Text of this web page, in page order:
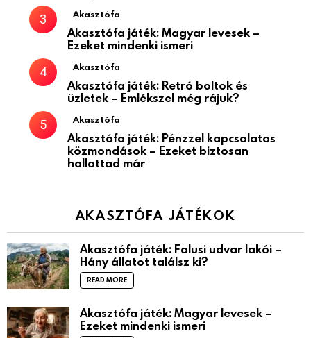
Akasztófa
Akasztófa játék: Magyar levesek –
Ezeket mindenki ismeri
Akasztófa
Akasztófa játék: Retró boltok és
üzletek – Emlékszel még rájuk?
Akasztófa
Akasztófa játék: Pénzzel kapcsolatos
közmondások – Ezeket biztosan
hallottad már
AKASZTÓFA JÁTÉKOK
Akasztófa játék: Falusi udvar lakói –
Hány állatot találsz ki?
READ MORE
Akasztófa játék: Magyar levesek –
Ezeket mindenki ismeri